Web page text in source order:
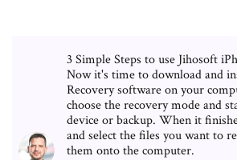
3 Simple Steps to use Jihosoft
Now it's time to download and
Recovery software on your
choose the recovery mode and
device or backup. When it
and select the files you want to
them onto the computer.